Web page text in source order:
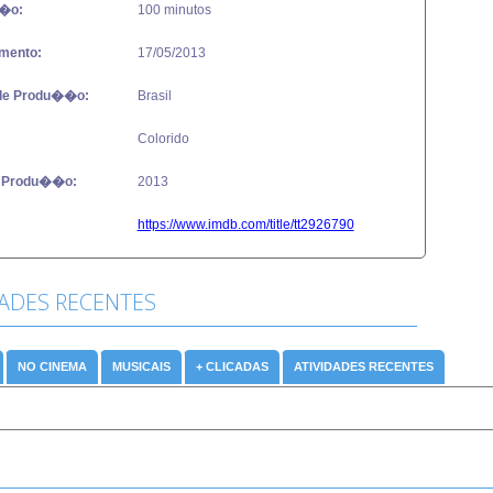
100 minutos
17/05/2013
Produ��o: Brasil
Colorido
Produ��o: 2013
https://www.imdb.com/title/tt2926790
RECENTES
NO CINEMA MUSICAIS + CLICADAS ATIVIDADES RECENTES